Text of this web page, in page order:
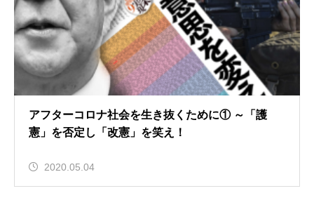
アフターコロナ社会を生き抜くために① ～「護
憲」を否定し「改憲」を笑え！
2020.05.04